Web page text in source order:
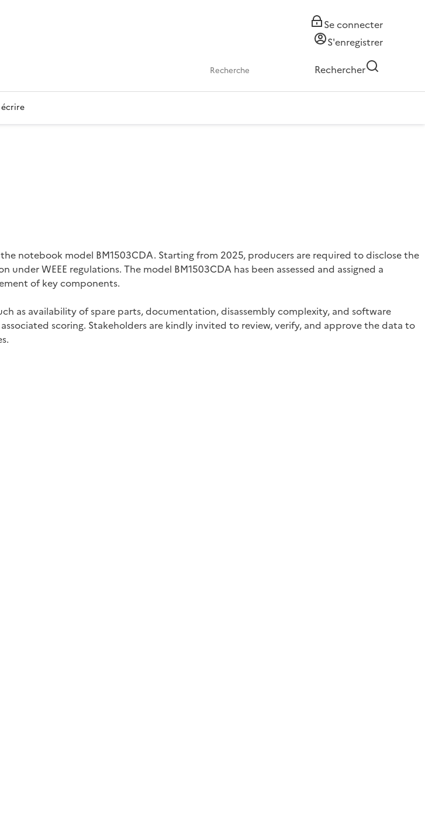
Se connecter
S'enregistrer
Rechercher
notebook model BM1503CDA. Starting from 2025, producers are required to disclose the
WEEE regulations. The model BM1503CDA has been assessed and assigned a
of key components.
as availability of spare parts, documentation, disassembly complexity, and software
scoring. Stakeholders are kindly invited to review, verify, and approve the data to